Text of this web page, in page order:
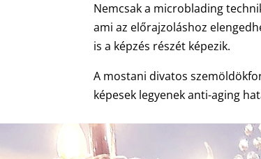
Nemcsak a microblading
ami az előrajzoláshoz
is a képzés részét képezik.
A mostani divatos
képesek legyenek anti-aging